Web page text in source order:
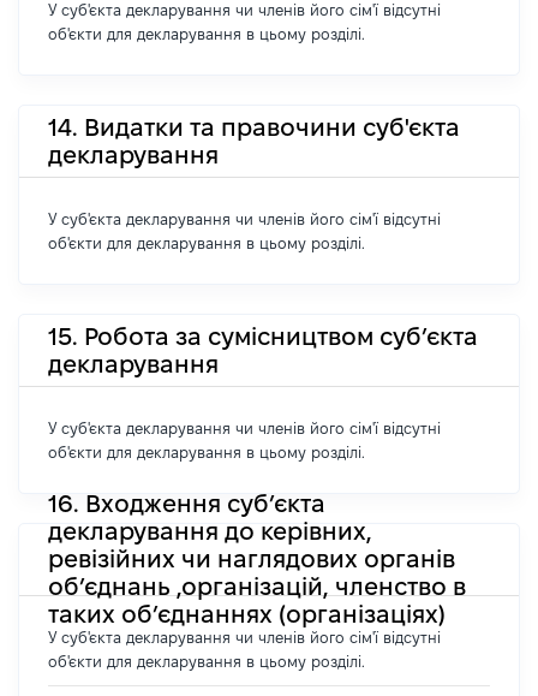
У суб'єкта декларування чи членів його сім'ї відсутні
об'єкти для декларування в цьому розділі.
14. Видатки та правочини суб'єкта
декларування
У суб'єкта декларування чи членів його сім'ї відсутні
об'єкти для декларування в цьому розділі.
15. Робота за сумісництвом суб’єкта
декларування
У суб'єкта декларування чи членів його сім'ї відсутні
об'єкти для декларування в цьому розділі.
16. Входження суб’єкта
декларування до керівних,
ревізійних чи наглядових органів
об’єднань ,організацій, членство в
таких об’єднаннях (організаціях)
У суб'єкта декларування чи членів його сім'ї відсутні
об'єкти для декларування в цьому розділі.